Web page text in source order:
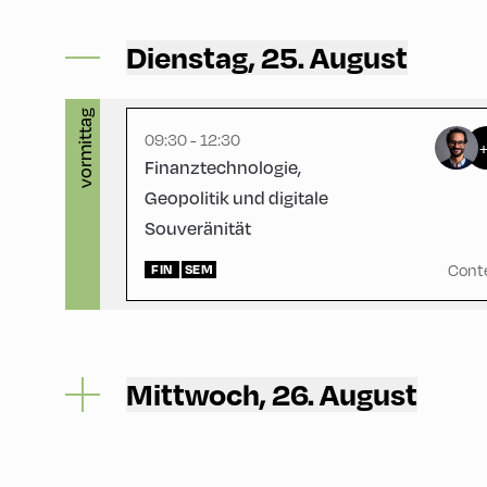
Dienstag, 25. August
vormittag
Physikraum
09:30 - 12:30
Finanztechnologie,
Geopolitik und digitale
Souveränität
FIN SEM
Mittwoch, 26. August